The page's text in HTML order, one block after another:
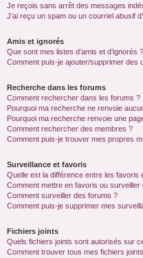
Je reçois sans arrêt des messages
J’ai reçu un spam ou un courriel abusif
Amis et ignorés
Que sont mes listes d’amis et d’ignorés ?
Comment puis-je ajouter/supprimer des
Recherche dans les forums
Comment rechercher dans les forums ?
Pourquoi ma recherche ne renvoie
Pourquoi ma recherche renvoie une
Comment rechercher des membres ?
Comment puis-je trouver mes propres
Surveillance et favoris
Quelle est la différence entre les favoris
Comment mettre en favoris ou surveiller
Comment surveiller des forums ?
Comment puis-je supprimer mes
Fichiers joints
Quels fichiers joints sont autorisés sur
Comment trouver tous mes fichiers